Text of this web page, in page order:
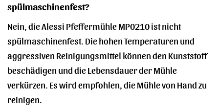
spülmaschinenfest?
Nein, die Alessi Pfeffermühle MP0210 ist nicht
spülmaschinenfest. Die hohen Temperaturen und
aggressiven Reinigungsmittel können den Kunststoff
beschädigen und die Lebensdauer der Mühle
verkürzen. Es wird empfohlen, die Mühle von Hand zu
reinigen.